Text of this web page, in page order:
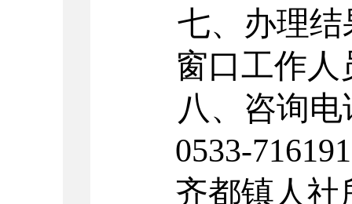
七、办理
窗口工作
八、咨询电
0533-
齐都镇人社